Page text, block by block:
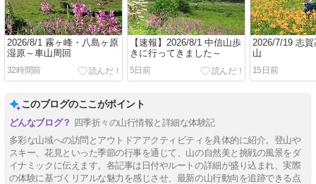
2026/8/1 霧ヶ峰・八島ヶ原
湿原～車山周回
32時間前
【速報】2026/8/1 中信山歩
きに行ってきました～
5日前
2026/7/19 志
山
15日前
このブログのここがポイント
四季折々の山行情報と詳細な体験記
多彩な山域への訪問とアウトドアアクティビティを具体的に紹介。登山や
スキー、花見といった季節の行事を通じて、山の自然美と挑戦の風景をダ
イナミックに伝えます。各記事は日付やルートの詳細が盛り込まれ、実際
の体験に基づくリアルな魅力を感じさせ、最新の山行動向を追跡できる点